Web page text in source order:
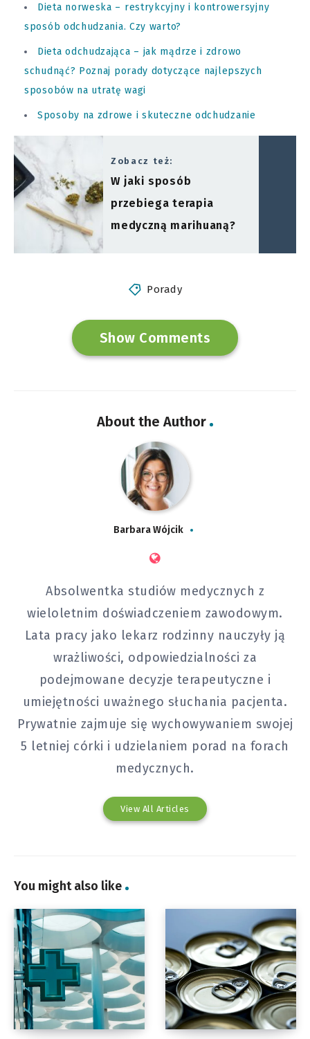
Dieta norweska – restrykcyjny i kontrowersyjny
sposób odchudzania. Czy warto?
Dieta odchudzająca – jak mądrze i zdrowo
schudnąć? Poznaj porady dotyczące najlepszych
sposobów na utratę wagi
Sposoby na zdrowe i skuteczne odchudzanie
Zobacz też:
W jaki sposób
przebiega terapia
medyczną marihuaną?
Porady
Show Comments
About the Author
Barbara Wójcik
Absolwentka studiów medycznych z
wieloletnim doświadczeniem zawodowym.
Lata pracy jako lekarz rodzinny nauczyły ją
wrażliwości, odpowiedzialności za
podejmowane decyzje terapeutyczne i
umiejętności uważnego słuchania pacjenta.
Prywatnie zajmuje się wychowywaniem swojej
5 letniej córki i udzielaniem porad na forach
medycznych.
View All Articles
You might also like